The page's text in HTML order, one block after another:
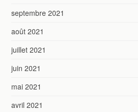
septembre 2021
août 2021
juillet 2021
juin 2021
mai 2021
avril 2021